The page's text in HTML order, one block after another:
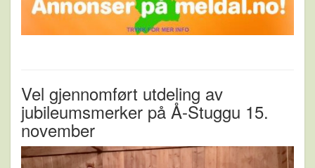
Vel gjennomført utdeling av
jubileumsmerker på Å-Stuggu 15.
november